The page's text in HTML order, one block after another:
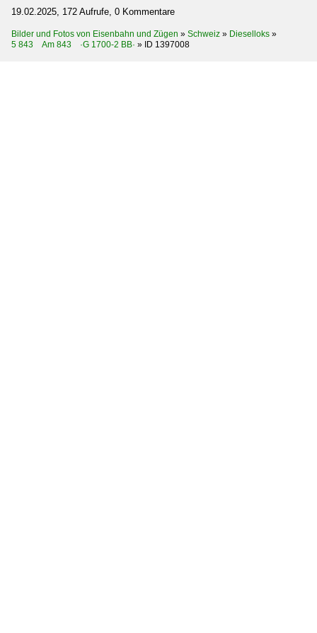
19.02.2025, 172 Aufrufe, 0 Kommentare
Bilder und Fotos von Eisenbahn und Zügen » Schweiz » Dieselloks »
5 843 Am 843 ·G 1700-2 BB· » ID 1397008